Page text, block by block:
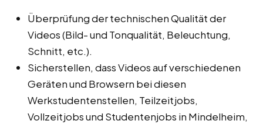
Überprüfung der technischen Qualität der
Videos (Bild- und Tonqualität, Beleuchtung,
Schnitt, etc.).
Sicherstellen, dass Videos auf verschiedenen
Geräten und Browsern bei diesen
Werkstudentenstellen, Teilzeitjobs,
Vollzeitjobs und Studentenjobs in Mindelheim,